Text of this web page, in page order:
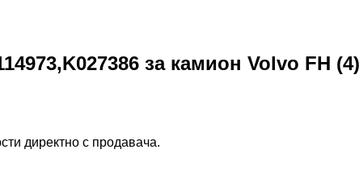
за камион Volvo FH
директно с продавача.